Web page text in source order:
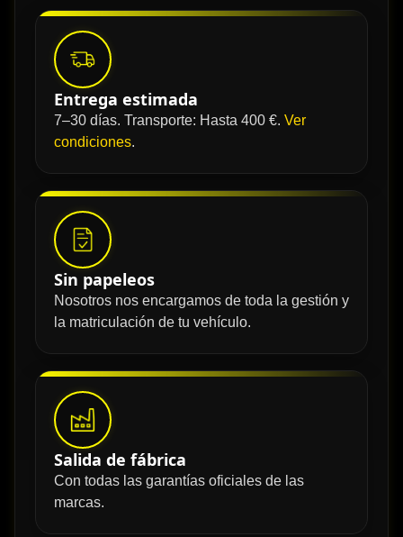
Entrega estimada
7–30 días. Transporte: Hasta 400 €. Ver
condiciones.
Sin papeleos
Nosotros nos encargamos de toda la gestión y
la matriculación de tu vehículo.
Salida de fábrica
Con todas las garantías oficiales de las
marcas.